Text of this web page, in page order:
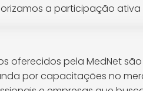
a participação
oferecidos pela MedNet
por capacitações no